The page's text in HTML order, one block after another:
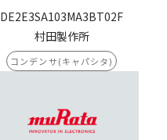
DE2E3SA103MA3BT02F
村田製作所
コンデンサ(キャパシタ)